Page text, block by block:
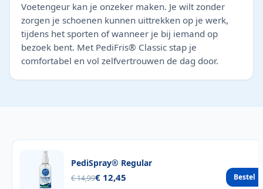
Voetengeur kan je onzeker maken. Je wilt zonder
zorgen je schoenen kunnen uittrekken op je werk,
tijdens het sporten of wanneer je bij iemand op
bezoek bent. Met PediFris® Classic stap je
comfortabel en vol zelfvertrouwen de dag door.
PediSpray® Regular
€ 14,99€ 12,45 Bestel